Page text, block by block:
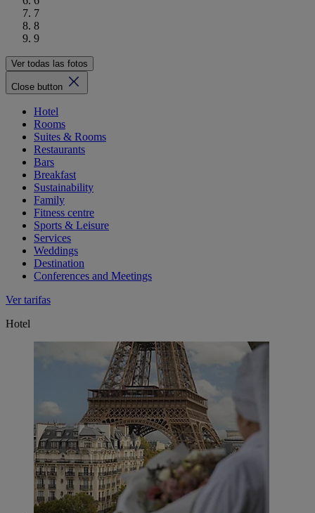
7
8
9
Ver todas las fotos
Close button
Hotel
Rooms
Suites & Rooms
Restaurants
Bars
Breakfast
Sustainability
Family
Fitness centre
Sports & Leisure
Services
Weddings
Destination
Conferences and Meetings
Ver tarifas
Hotel